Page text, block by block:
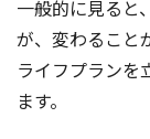
一般的に見ると
が、変わること
ライフプランを
ます。